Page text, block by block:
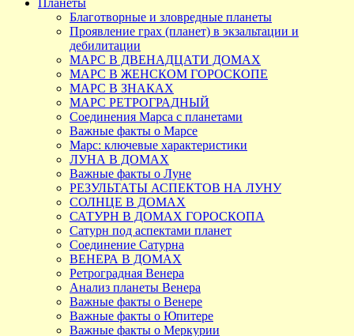
Планеты
Благотворные и зловредные планеты
Проявление грах (планет) в экзальтации и
дебилитации
МАРС В ДВЕНАДЦАТИ ДОМАХ
МАРС В ЖЕНСКОМ ГОРОСКОПЕ
МАРС В ЗНАКАХ
МАРС РЕТРОГРАДНЫЙ
Соединения Марса с планетами
Важные факты о Марсе
Марс: ключевые характеристики
ЛУНА В ДОМАХ
Важные факты о Луне
РЕЗУЛЬТАТЫ АСПЕКТОВ НА ЛУНУ
СОЛНЦЕ В ДОМАХ
САТУРН В ДОМАХ ГОРОСКОПА
Сатурн под аспектами планет
Соединение Сатурна
ВЕНЕРА В ДОМАХ
Ретроградная Венера
Анализ планеты Венера
Важные факты о Венере
Важные факты о Юпитере
Важные факты о Меркурии